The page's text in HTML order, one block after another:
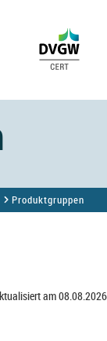
Produktgruppen
am 08.08.2026